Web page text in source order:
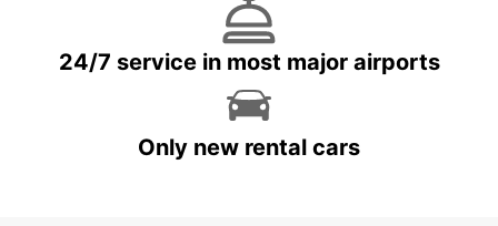
24/7 service in most major airports
Only new rental cars